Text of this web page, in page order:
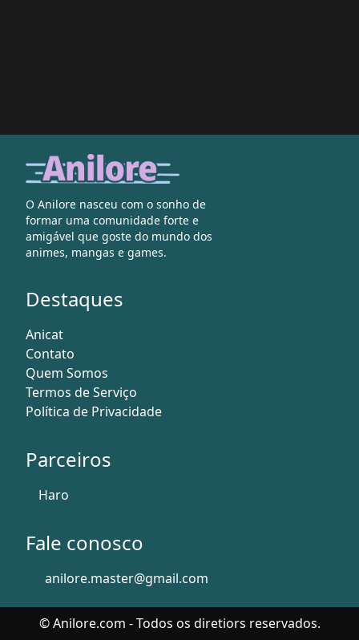
O Anilore nasceu com o sonho de
formar uma comunidade forte e
amigável que goste do mundo dos
animes, mangas e games.
Destaques
Anicat
Contato
Quem Somos
Termos de Serviço
Política de Privacidade
Parceiros
Haro
Fale conosco
anilore.master@gmail.com
© Anilore.com - Todos os diretiors reservados.